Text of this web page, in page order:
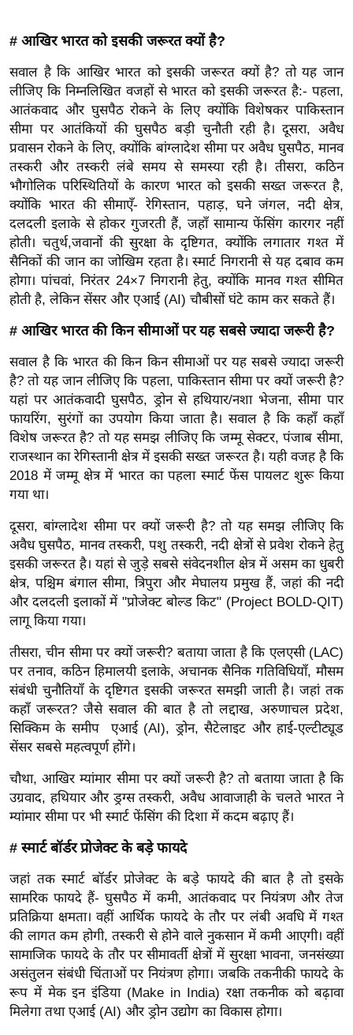
ज
फ
म
नो
रं
ज
न
ज
ग
त
बॉ
ली
वु
ड
ली
वु
ड
फि
ल्म
स
मी
क्षा
B
r
e
a
k
i
n
g
N
e
w
s
ला
इ
स्टा
इ
ल
टे
क्नॉ
लॉ
जी
ब्यू
# आखिर भारत को इसकी जरूरत क्यों है?
सवाल है कि आखिर भारत को इसकी जरूरत क्यों है? तो यह जान
लीजिए कि निम्नलिखित वजहों से भारत को इसकी जरूरत है:- पहला,
आतंकवाद और घुसपैठ रोकने के लिए क्योंकि विशेषकर पाकिस्तान
सीमा पर आतंकियों की घुसपैठ बड़ी चुनौती रही है। दूसरा, अवैध
प्रवासन रोकने के लिए, क्योंकि बांग्लादेश सीमा पर अवैध घुसपैठ, मानव
तस्करी और तस्करी लंबे समय से समस्या रही है। तीसरा, कठिन
भौगोलिक परिस्थितियों के कारण भारत को इसकी सख्त जरूरत है,
क्योंकि भारत की सीमाएँ- रेगिस्तान, पहाड़, घने जंगल, नदी क्षेत्र,
दलदली इलाके से होकर गुजरती हैं, जहाँ सामान्य फेंसिंग कारगर नहीं
होती। चतुर्थ,जवानों की सुरक्षा के दृष्टिगत, क्योंकि लगातार गश्त में
सैनिकों की जान का जोखिम रहता है। स्मार्ट निगरानी से यह दबाव कम
होगा। पांचवां, निरंतर 24×7 निगरानी हेतु, क्योंकि मानव गश्त सीमित
होती है, लेकिन सेंसर और एआई (AI) चौबीसों घंटे काम कर सकते हैं।
# आखिर भारत की किन सीमाओं पर यह सबसे ज्यादा जरूरी है?
सवाल है कि भारत की किन किन सीमाओं पर यह सबसे ज्यादा जरूरी
है? तो यह जान लीजिए कि पहला, पाकिस्तान सीमा पर क्यों जरूरी है?
यहां पर आतंकवादी घुसपैठ, ड्रोन से हथियार/नशा भेजना, सीमा पार
फायरिंग, सुरंगों का उपयोग किया जाता है। सवाल है कि कहाँ कहाँ
विशेष जरूरत है? तो यह समझ लीजिए कि जम्मू सेक्टर, पंजाब सीमा,
राजस्थान का रेगिस्तानी क्षेत्र में इसकी सख्त जरूरत है। यही वजह है कि
2018 में जम्मू क्षेत्र में भारत का पहला स्मार्ट फेंस पायलट शुरू किया
गया था।
दूसरा, बांग्लादेश सीमा पर क्यों जरूरी है? तो यह समझ लीजिए कि
अवैध घुसपैठ, मानव तस्करी, पशु तस्करी, नदी क्षेत्रों से प्रवेश रोकने हेतु
इसकी जरूरत है। यहां से जुड़े सबसे संवेदनशील क्षेत्र में असम का धुबरी
क्षेत्र, पश्चिम बंगाल सीमा, त्रिपुरा और मेघालय प्रमुख हैं, जहां की नदी
और दलदली इलाकों में "प्रोजेक्ट बोल्ड किट" (Project BOLD-QIT)
लागू किया गया।
तीसरा, चीन सीमा पर क्यों जरूरी? बताया जाता है कि एलएसी (LAC)
पर तनाव, कठिन हिमालयी इलाके, अचानक सैनिक गतिविधियाँ, मौसम
संबंधी चुनौतियाँ के दृष्टिगत इसकी जरूरत समझी जाती है। जहां तक
कहाँ जरूरत? जैसे सवाल की बात है तो लद्दाख, अरुणाचल प्रदेश,
सिक्किम के समीप एआई (AI), ड्रोन, सैटेलाइट और हाई-एल्टीट्यूड
सेंसर सबसे महत्वपूर्ण होंगे।
चौथा, आखिर म्यांमार सीमा पर क्यों जरूरी है? तो बताया जाता है कि
उग्रवाद, हथियार और ड्रग्स तस्करी, अवैध आवाजाही के चलते भारत ने
म्यांमार सीमा पर भी स्मार्ट फेंसिंग की दिशा में कदम बढ़ाए हैं।
# स्मार्ट बॉर्डर प्रोजेक्ट के बड़े फायदे
जहां तक स्मार्ट बॉर्डर प्रोजेक्ट के बड़े फायदे की बात है तो इसके
सामरिक फायदे हैं- घुसपैठ में कमी, आतंकवाद पर नियंत्रण और तेज
प्रतिक्रिया क्षमता। वहीं आर्थिक फायदे के तौर पर लंबी अवधि में गश्त
की लागत कम होगी, तस्करी से होने वाले नुकसान में कमी आएगी। वहीं
सामाजिक फायदे के तौर पर सीमावर्ती क्षेत्रों में सुरक्षा भावना, जनसंख्या
असंतुलन संबंधी चिंताओं पर नियंत्रण होगा। जबकि तकनीकी फायदे के
रूप में मेक इन इंडिया (Make in India) रक्षा तकनीक को बढ़ावा
मिलेगा तथा एआई (AI) और ड्रोन उद्योग का विकास होगा।